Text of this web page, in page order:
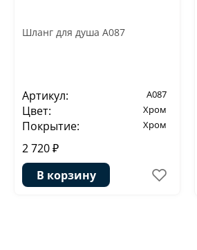
Шланг для душа A087
Артикул: A087
Цвет: Хром
Покрытие: Хром
2 720 ₽
В корзину